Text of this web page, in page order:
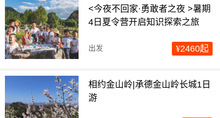
<今夜不回家·勇敢者之夜 >暑期
4日夏令营开启知识探索之旅
出发 ¥2460起
相约金山岭|承德金山岭长城1日
游